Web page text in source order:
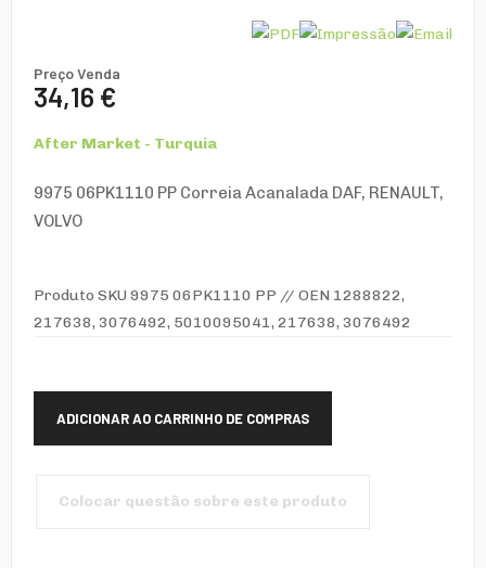
Preço Venda
34,16 €
After Market - Turquia
9975 06PK1110 PP Correia Acanalada DAF, RENAULT,
VOLVO
Produto SKU 9975 06PK1110 PP // OEN 1288822,
217638, 3076492, 5010095041, 217638, 3076492
Colocar questão sobre este produto